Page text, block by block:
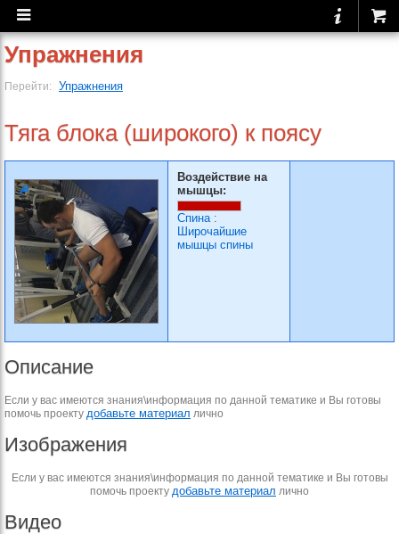
Упражнения
Перейти: Упражнения
Тяга блока (широкого) к поясу
Воздействие на
мышцы:
Спина:
Широчайшие
мышцы спины
Описание
Если у вас имеются знания\информация по данной тематике и Вы готовы
помочь проекту добавьте материал лично
Изображения
Если у вас имеются знания\информация по данной тематике и Вы готовы
помочь проекту добавьте материал лично
Видео